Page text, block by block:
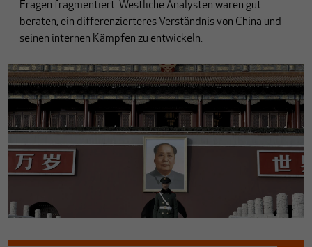
Fragen fragmentiert. Westliche Analysten wären gut
beraten, ein differenzierteres Verständnis von China und
seinen internen Kämpfen zu entwickeln.